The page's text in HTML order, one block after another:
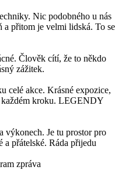
Nic podobného u nás
a přitom je velmi lidská. To se
Člověk cítí, že to někdo
zážitek.
celé akce. Krásné expozice,
každém kroku. LEGENDY
výkonech. Je tu prostor pro
přátelské. Ráda přijedu
zpráva